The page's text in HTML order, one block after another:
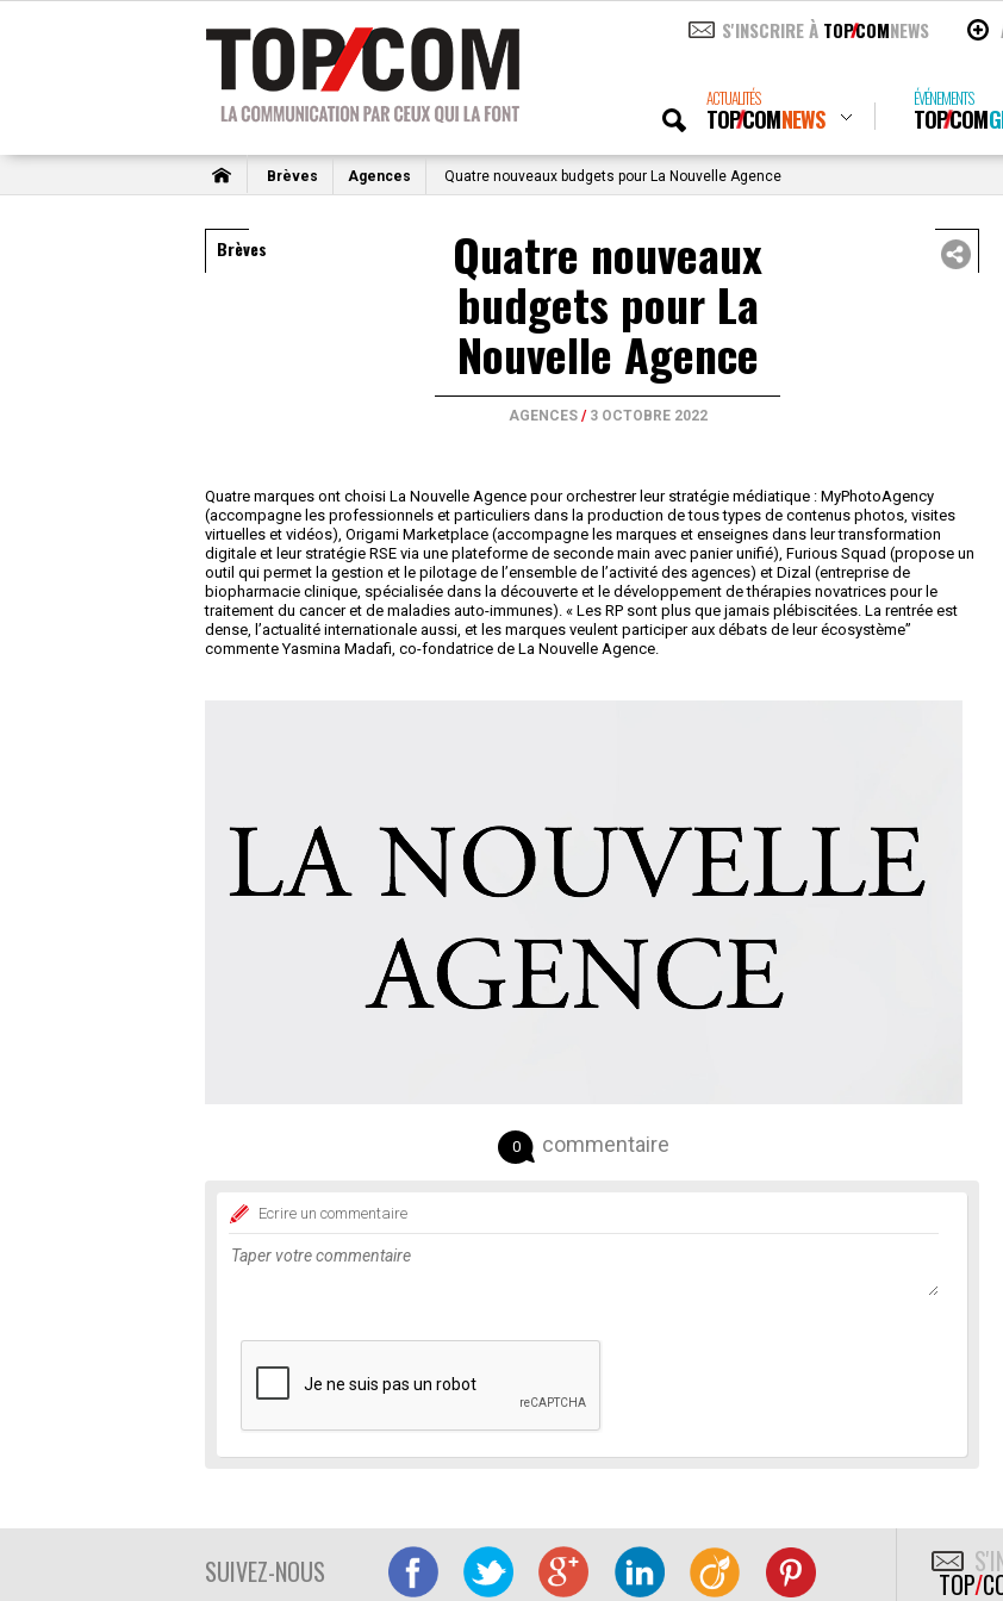
S'INSCRIRE À TOPCOMNEWS
ACTUALITÉS
TOPCOMNEWS
ÉVÉNEMENTS
TOPCOM
Brèves Agences Quatre nouveaux budgets pour La Nouvelle Agence
Brèves Quatre nouveaux
budgets pour La
Nouvelle Agence
AGENCES/ 3 OCTOBRE 2022
Quatre marques ont choisi La Nouvelle Agence pour orchestrer leur stratégie médiatique : MyPhotoAgency
(accompagne les professionnels et particuliers dans la production de tous types de contenus photos, visites
virtuelles et vidéos), Origami Marketplace (accompagne les marques et enseignes dans leur transformation
digitale et leur stratégie RSE via une plateforme de seconde main avec panier unifié), Furious Squad (propose un
outil qui permet la gestion et le pilotage de l’ensemble de l’activité des agences) et Dizal (entreprise de
biopharmacie clinique, spécialisée dans la découverte et le développement de thérapies novatrices pour le
traitement du cancer et de maladies auto-immunes). « Les RP sont plus que jamais plébiscitées. La rentrée est
dense, l’actualité internationale aussi, et les marques veulent participer aux débats de leur écosystème”
commente Yasmina Madafi, co-fondatrice de La Nouvelle Agence.
0 commentaire
Ecrire un commentaire
SUIVEZ-NOUS TOP/